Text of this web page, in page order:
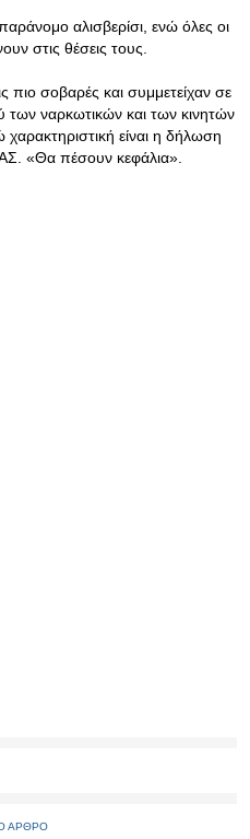
αλισβερίσι, ενώ όλες οι
στις θέσεις τους.
πιο σοβαρές και συμμετείχαν σε
ναρκωτικών και των κινητών
χαρακτηριστική είναι η δήλωση
«Θα πέσουν κεφάλια».
ΑΡΘΡΟ